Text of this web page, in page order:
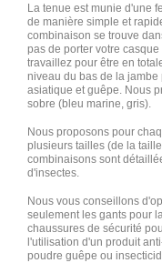
La tenue est munie d'une
de manière simple et
combinaison se trouve
pas de porter votre
travaillez pour être en
niveau du bas de la
asiatique et guêpe. Nous
sobre (bleu marine, gris).
Nous proposons pour
plusieurs tailles (de la
combinaisons sont
d'insectes.
Nous vous conseillons
seulement les gants pour
chaussures de sécurité
l'utilisation d'un produit
poudre guêpe ou